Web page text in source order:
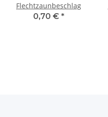
Flechtzaunbeschlag
0,70 € *